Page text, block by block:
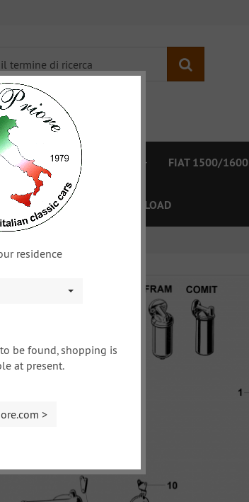
115 FIAT TOPOLINO FIAT 1500/1600
BUONO XY DOWNLOAD
residence
be found, shopping is
at present.
>